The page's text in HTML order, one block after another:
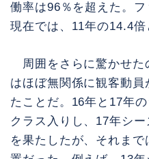
働率は96％を超えた。
現在では、11年の14.4倍
周囲をさらに驚かせた
はほぼ無関係に観客動
たことだ。16年と17年
クラス入りし、17年シ
を果たしたが、それま